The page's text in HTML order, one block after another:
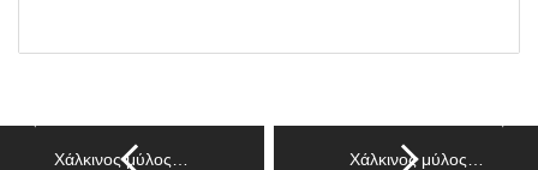
Χάλκινος μύλος… Xάλκινος μύλος…